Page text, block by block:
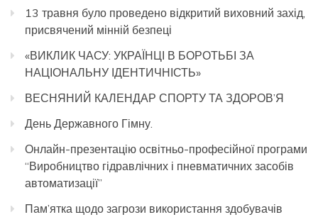
13 травня було проведено відкритий виховний захід,
присвячений мінній безпеці
«ВИКЛИК ЧАСУ: УКРАЇНЦІ В БОРОТЬБІ ЗА
НАЦІОНАЛЬНУ ІДЕНТИЧНІСТЬ»
ВЕСНЯНИЙ КАЛЕНДАР СПОРТУ ТА ЗДОРОВ’Я
День Державного Гімну.
Онлайн-презентацію освітньо-професійної програми
“Виробництво гідравлічних і пневматичних засобів
автоматизації”
Пам’ятка щодо загрози використання здобувачів